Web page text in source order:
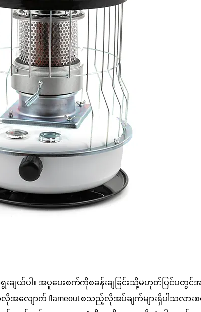
းချယ်ပါ။ အပူပေးစက်ကိုစခန်းချခြင်းသို့မဟုတ်ပြင်ပတွ
ျောက် flameout စသည့်လိုအပ်ချက်များရှိပါသလားစစ်